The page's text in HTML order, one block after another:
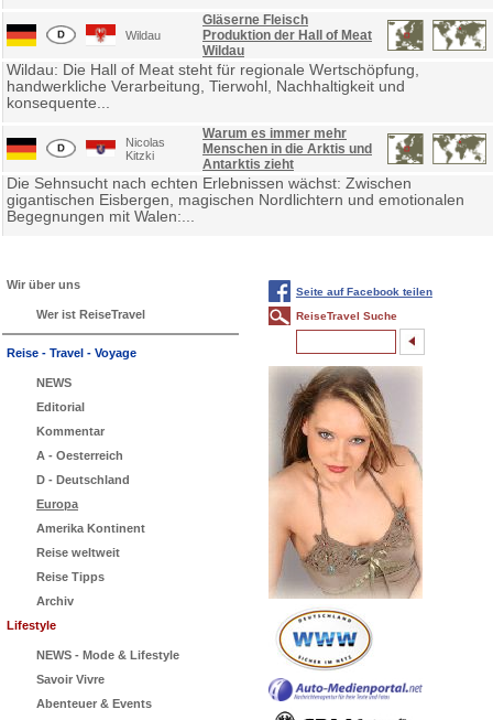
Wildau
Gläserne Fleisch
Produktion der Hall of Meat
Wildau
Wildau: Die Hall of Meat steht für regionale Wertschöpfung,
handwerkliche Verarbeitung, Tierwohl, Nachhaltigkeit und
konsequente...
Nicolas
Kitzki
Warum es immer mehr
Menschen in die Arktis und
Antarktis zieht
Die Sehnsucht nach echten Erlebnissen wächst: Zwischen
gigantischen Eisbergen, magischen Nordlichtern und emotionalen
Begegnungen mit Walen:...
Wir über uns
Wer ist ReiseTravel
Reise - Travel - Voyage
NEWS
Editorial
Kommentar
A - Oesterreich
D - Deutschland
Europa
Amerika Kontinent
Reise weltweit
Reise Tipps
Archiv
Lifestyle
NEWS - Mode & Lifestyle
Savoir Vivre
Abenteuer & Events
Seite auf Facebook teilen
ReiseTravel Suche